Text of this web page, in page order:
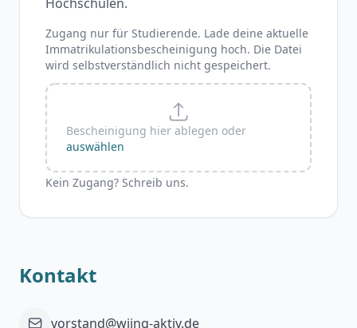
Zugang nur für Studierende. Lade deine aktuelle
Immatrikulationsbescheinigung hoch. Die Datei
wird selbstverständlich nicht gespeichert.
Bescheinigung hier ablegen oder
auswählen
Kein Zugang? Schreib uns.
Kontakt
vorstand@wiing-aktiv.de